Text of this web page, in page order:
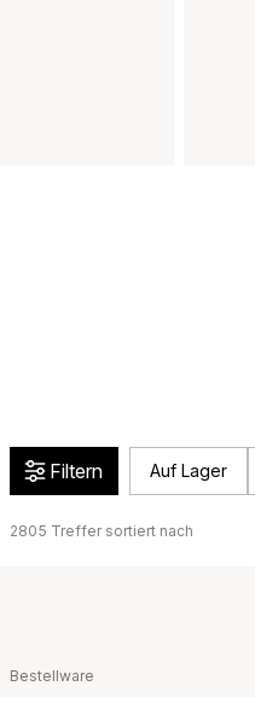
Filtern Auf Lager
2805 Treffer sortiert nach
Bestellware